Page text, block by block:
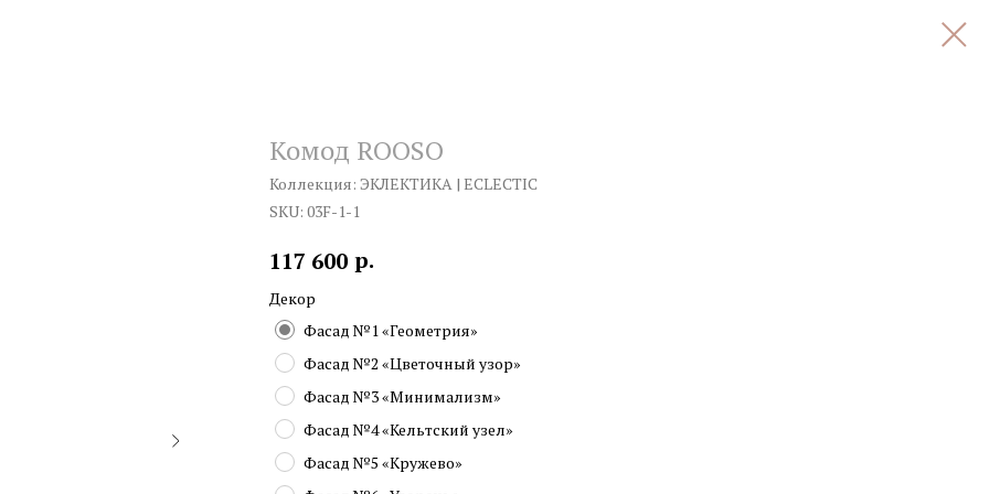
Комод ROOSO
Коллекция: ЭКЛЕКТИКА | ECLECTIC
SKU: 03F-1-1
117 600 р.
Декор
Фасад №1 «Геометрия»
Фасад №2 «Цветочный узор»
Фасад №3 «Минимализм»
Фасад №4 «Кельтский узел»
Фасад №5 «Кружево»